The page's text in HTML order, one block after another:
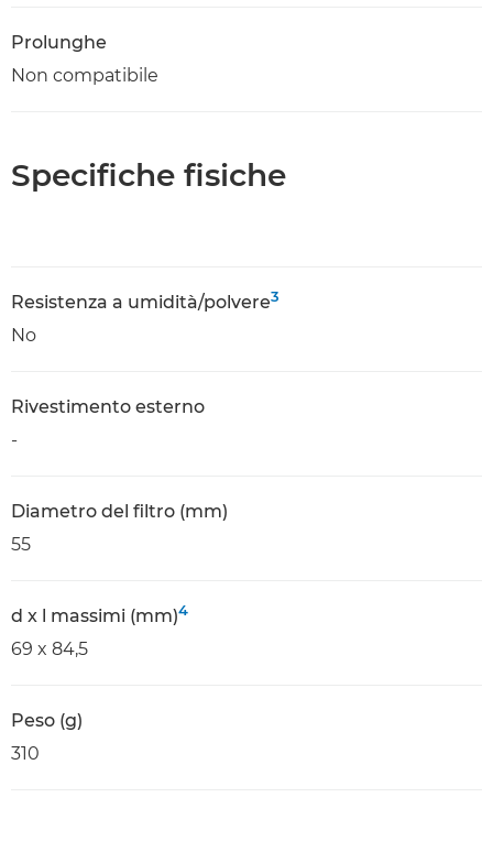
Prolunghe
Non compatibile
Specifiche fisiche
Resistenza a umidità/polvere3
No
Rivestimento esterno
-
Diametro del filtro (mm)
55
d x l massimi (mm)4
69 x 84,5
Peso (g)
310